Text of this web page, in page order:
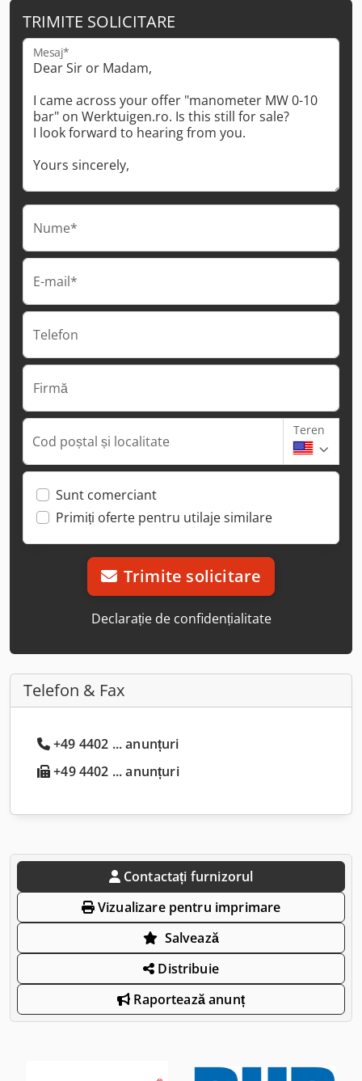
TRIMITE SOLICITARE
Mesaj*
Nume*
E-mail*
Telefon
Firmă
Cod poștal și localitate
Teren
Sunt comerciant
Primiți oferte pentru utilaje similare
Trimite solicitare
Declarație de confidențialitate
Telefon & Fax
+49 4402 ... anunțuri
+49 4402 ... anunțuri
Contactați furnizorul
Vizualizare pentru imprimare
Salvează
Distribuie
Raportează anunț